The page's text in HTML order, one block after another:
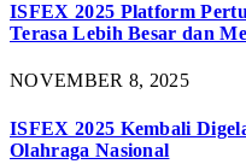
ISFEX 2025 Platform
Terasa Lebih Besar dan
NOVEMBER 8, 2025
ISFEX 2025 Kembali
Olahraga Nasional